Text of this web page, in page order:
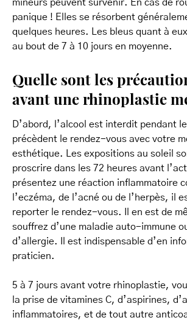
mineurs peuvent survenir. En cas de
panique ! Elles se résorbent
quelques heures. Les bleus quant à
au bout de 7 à 10 jours en moyenne.
Quelle sont les
avant une rhinoplastie
D’abord, l’alcool est interdit pendant
précèdent le rendez-vous avec votre
esthétique. Les expositions au soleil
proscrire dans les 72 heures avant
présentez une réaction inflammatoire
l’eczéma, de l’acné ou de l’herpès, il
reporter le rendez-vous. Il en est de
souffrez d’une maladie auto-immune
d’allergie. Il est indispensable d’en
praticien.
5 à 7 jours avant votre rhinoplastie,
la prise de vitamines C, d’aspirines,
inflammatoires, et de tout autre